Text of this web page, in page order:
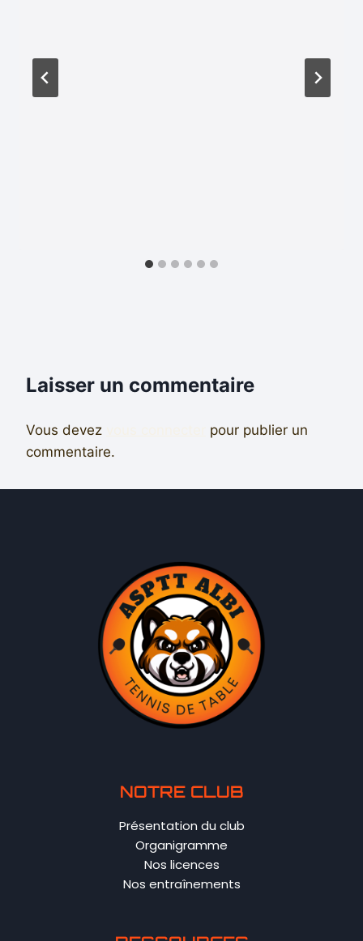
Laisser un commentaire
Vous devez
pour publier un
commentaire.
NOTRE CLUB
Présentation du club
Organigramme
Nos licences
Nos entraînements